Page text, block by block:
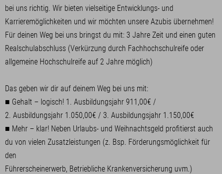
bei uns richtig. Wir bieten vielseitige Entwicklungs- und
Karrieremöglichkeiten und wir möchten unsere Azubis übernehmen!
Für deinen Weg bei uns bringst du mit: 3 Jahre Zeit und einen guten
Realschulabschluss (Verkürzung durch Fachhochschulreife oder
allgemeine Hochschulreife auf 2 Jahre möglich)
Das geben wir dir auf deinem Weg bei uns mit:
■ Gehalt – logisch! 1. Ausbildungsjahr 911,00€ /
2. Ausbildungsjahr 1.050,00€ / 3. Ausbildungsjahr 1.150,00€
■ Mehr – klar! Neben Urlaubs- und Weihnachtsgeld profitierst auch
du von vielen Zusatzleistungen (z. Bsp. Förderungsmöglichkeit für
den
Führerscheinerwerb, Betriebliche Krankenversicherung uvm.)